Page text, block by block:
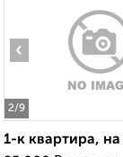
2/9
‹
1-к квартира,